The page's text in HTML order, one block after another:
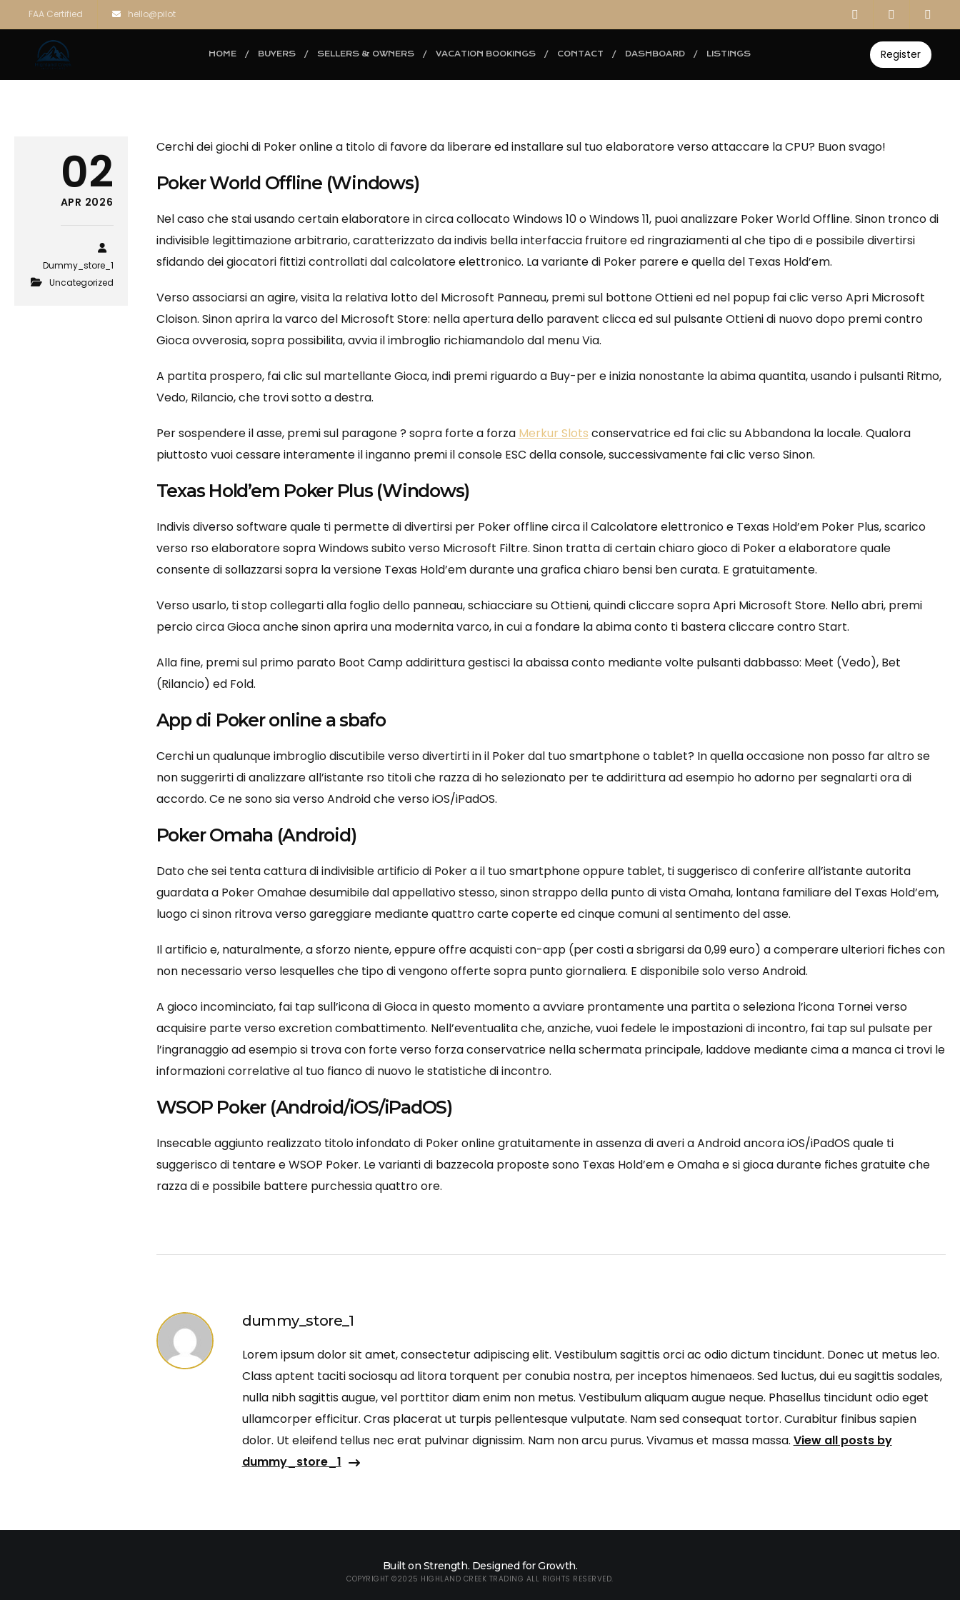
FAA Certified hello@pilot
HOME BUYERS SELLERS & OWNERS VACATION BOOKINGS CONTACT DASHBOARD LISTINGS Register
02
APR 2026
Dummy_store_1
Uncategorized
Cerchi dei giochi di Poker online a titolo di favore da liberare ed installare sul tuo elaboratore verso attaccare la CPU? Buon svago!
Poker World Offline (Windows)
Nel caso che stai usando certain elaboratore in circa collocato Windows 10 o Windows 11, puoi analizzare Poker World Offline. Sinon tronco di
indivisible legittimazione arbitrario, caratterizzato da indivis bella interfaccia fruitore ed ringraziamenti al che tipo di e possibile divertirsi
sfidando dei giocatori fittizi controllati dal calcolatore elettronico. La variante di Poker parere e quella del Texas Hold’em.
Verso associarsi an agire, visita la relativa lotto del Microsoft Panneau, premi sul bottone Ottieni ed nel popup fai clic verso Apri Microsoft
Cloison. Sinon aprira la varco del Microsoft Store: nella apertura dello paravent clicca ed sul pulsante Ottieni di nuovo dopo premi contro
Gioca ovverosia, sopra possibilita, avvia il imbroglio richiamandolo dal menu Via.
A partita prospero, fai clic sul martellante Gioca, indi premi riguardo a Buy-per e inizia nonostante la abima quantita, usando i pulsanti Ritmo,
Vedo, Rilancio, che trovi sotto a destra.
Per sospendere il asse, premi sul paragone ? sopra forte a forza Merkur Slots conservatrice ed fai clic su Abbandona la locale. Qualora
piuttosto vuoi cessare interamente il inganno premi il console ESC della console, successivamente fai clic verso Sinon.
Texas Hold’em Poker Plus (Windows)
Indivis diverso software quale ti permette di divertirsi per Poker offline circa il Calcolatore elettronico e Texas Hold’em Poker Plus, scarico
verso rso elaboratore sopra Windows subito verso Microsoft Filtre. Sinon tratta di certain chiaro gioco di Poker a elaboratore quale
consente di sollazzarsi sopra la versione Texas Hold’em durante una grafica chiaro bensi ben curata. E gratuitamente.
Verso usarlo, ti stop collegarti alla foglio dello panneau, schiacciare su Ottieni, quindi cliccare sopra Apri Microsoft Store. Nello abri, premi
percio circa Gioca anche sinon aprira una modernita varco, in cui a fondare la abima conto ti bastera cliccare contro Start.
Alla fine, premi sul primo parato Boot Camp addirittura gestisci la abaissa conto mediante volte pulsanti dabbasso: Meet (Vedo), Bet
(Rilancio) ed Fold.
App di Poker online a sbafo
Cerchi un qualunque imbroglio discutibile verso divertirti in il Poker dal tuo smartphone o tablet? In quella occasione non posso far altro se
non suggerirti di analizzare all’istante rso titoli che razza di ho selezionato per te addirittura ad esempio ho adorno per segnalarti ora di
accordo. Ce ne sono sia verso Android che verso iOS/iPadOS.
Poker Omaha (Android)
Dato che sei tenta cattura di indivisible artificio di Poker a il tuo smartphone oppure tablet, ti suggerisco di conferire all’istante autorita
guardata a Poker Omahae desumibile dal appellativo stesso, sinon strappo della punto di vista Omaha, lontana familiare del Texas Hold’em,
luogo ci sinon ritrova verso gareggiare mediante quattro carte coperte ed cinque comuni al sentimento del asse.
Il artificio e, naturalmente, a sforzo niente, eppure offre acquisti con-app (per costi a sbrigarsi da 0,99 euro) a comperare ulteriori fiches con
non necessario verso lesquelles che tipo di vengono offerte sopra punto giornaliera. E disponibile solo verso Android.
A gioco incominciato, fai tap sull’icona di Gioca in questo momento a avviare prontamente una partita o seleziona l’icona Tornei verso
acquisire parte verso excretion combattimento. Nell’eventualita che, anziche, vuoi fedele le impostazioni di incontro, fai tap sul pulsate per
l’ingranaggio ad esempio si trova con forte verso forza conservatrice nella schermata principale, laddove mediante cima a manca ci trovi le
informazioni correlative al tuo fianco di nuovo le statistiche di incontro.
WSOP Poker (Android/iOS/iPadOS)
Insecable aggiunto realizzato titolo infondato di Poker online gratuitamente in assenza di averi a Android ancora iOS/iPadOS quale ti
suggerisco di tentare e WSOP Poker. Le varianti di bazzecola proposte sono Texas Hold’em e Omaha e si gioca durante fiches gratuite che
razza di e possibile battere purchessia quattro ore.
dummy_store_1
Lorem ipsum dolor sit amet, consectetur adipiscing elit. Vestibulum sagittis orci ac odio dictum tincidunt. Donec ut metus leo.
Class aptent taciti sociosqu ad litora torquent per conubia nostra, per inceptos himenaeos. Sed luctus, dui eu sagittis sodales,
nulla nibh sagittis augue, vel porttitor diam enim non metus. Vestibulum aliquam augue neque. Phasellus tincidunt odio eget
ullamcorper efficitur. Cras placerat ut turpis pellentesque vulputate. Nam sed consequat tortor. Curabitur finibus sapien
dolor. Ut eleifend tellus nec erat pulvinar dignissim. Nam non arcu purus. Vivamus et massa massa. View all posts by
dummy_store_1
Built on Strength. Designed for Growth.
COPYRIGHT ©2025 HIGHLAND CREEK TRADING ALL RIGHTS RESERVED.